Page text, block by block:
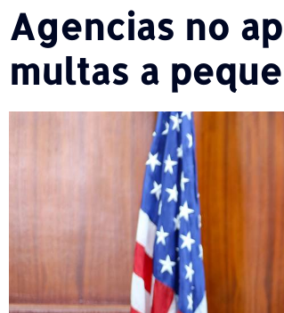
Agencias no
multas a